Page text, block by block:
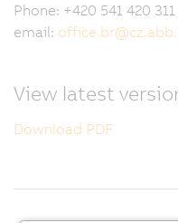
Phone: +420 541 420 311
email: office.br@
View latest
Download PDF